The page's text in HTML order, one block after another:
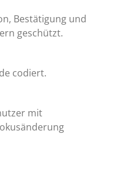
Bestätigung und
geschützt.
codiert.
mit